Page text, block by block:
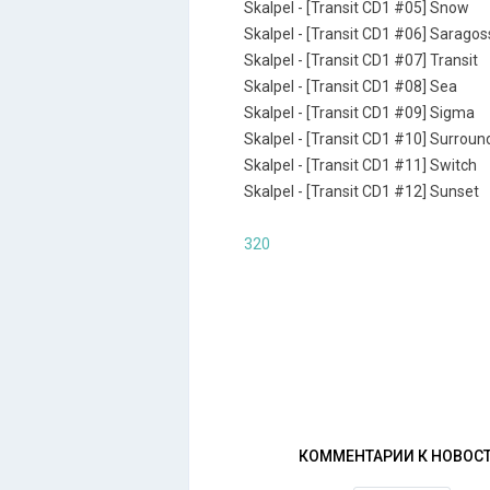
Skalpel - [Transit CD1 #05] Snow
Skalpel - [Transit CD1 #06]
Skalpel - [Transit CD1 #07] Transit
Skalpel - [Transit CD1 #08] Sea
Skalpel - [Transit CD1 #09] Sigma
Skalpel - [Transit CD1 #10]
Skalpel - [Transit CD1 #11] Switch
Skalpel - [Transit CD1 #12] Sunset
320
КОММЕНТАРИИ К